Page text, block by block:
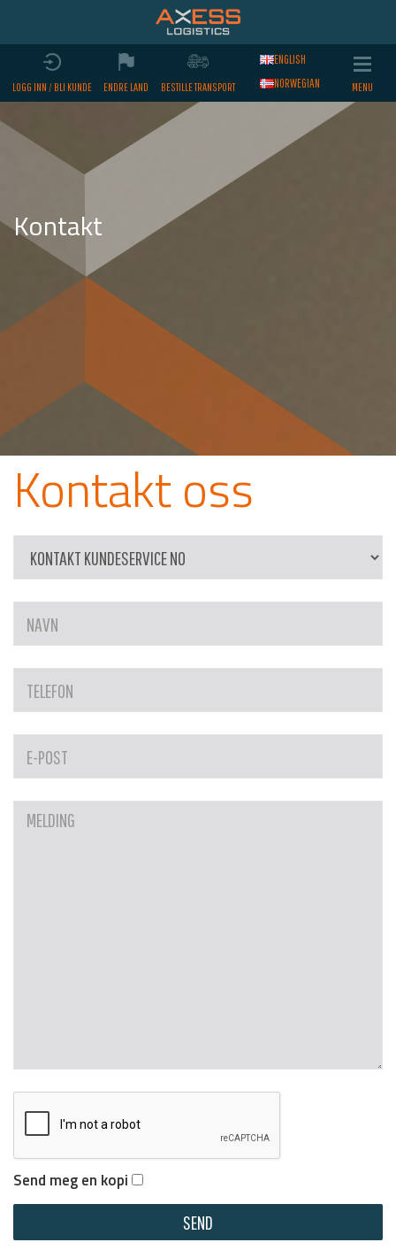
LOGG INN / BLI KUNDE ENDRE LAND BESTILLE TRANSPORT
ENGLISH
NORWEGIAN
Kontakt
Kontakt oss
Send meg en kopi
SEND